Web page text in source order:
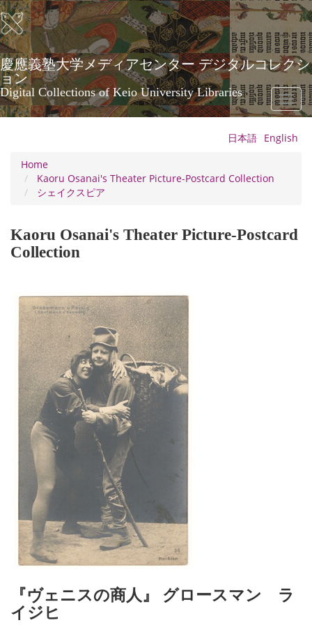
Skip
to
main
content
慶應義塾大学メディアセンター デジタルコレクシ
ョン
Digital Collections of Keio University Libraries
Toggle
日本語 English
Home
Kaoru Osanai's Theater Picture-Postcard Collection
シェイクスピア
Kaoru Osanai's Theater Picture-Postcard
Collection
『ヴェニスの商人』 グロースマン ラ
イジヒ